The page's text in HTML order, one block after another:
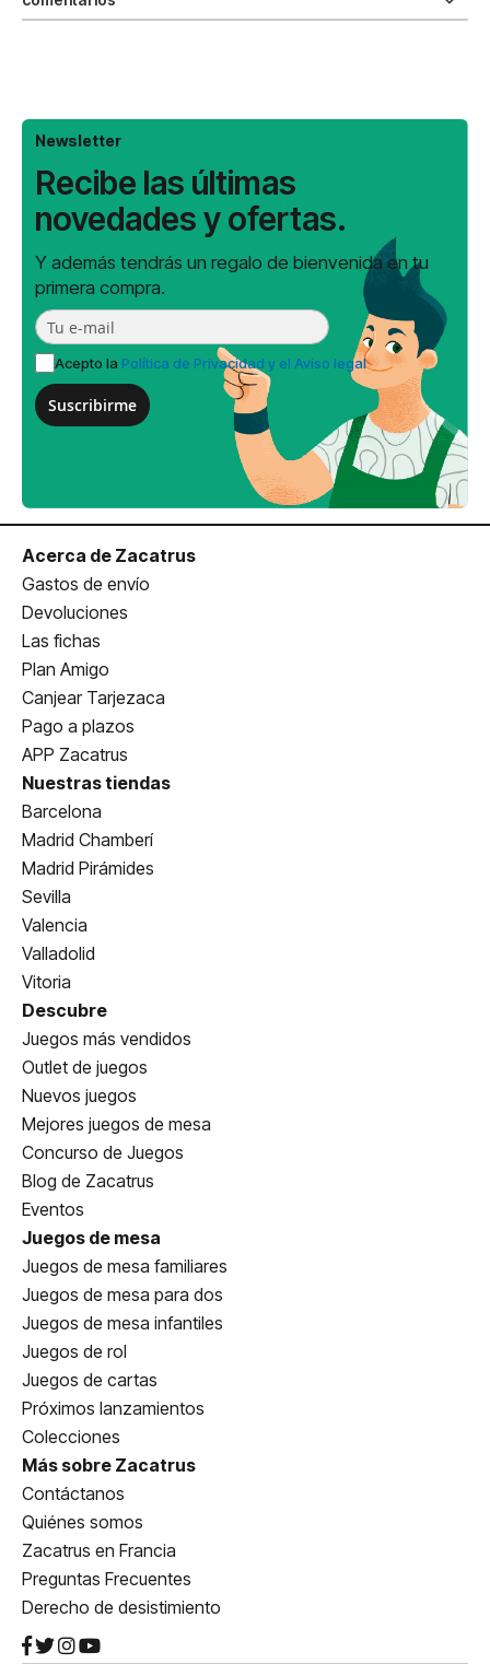
Newsletter
Recibe las últimas
novedades y ofertas.
Y además tendrás un regalo de bienvenida en tu
primera compra.
Acepto la Política de Privacidad y el Aviso legal
Suscribirme
Acerca de Zacatrus
Gastos de envío
Devoluciones
Las fichas
Plan Amigo
Canjear Tarjezaca
Pago a plazos
APP Zacatrus
Nuestras tiendas
Barcelona
Madrid Chamberí
Madrid Pirámides
Sevilla
Valencia
Valladolid
Vitoria
Descubre
Juegos más vendidos
Outlet de juegos
Nuevos juegos
Mejores juegos de mesa
Concurso de Juegos
Blog de Zacatrus
Eventos
Juegos de mesa
Juegos de mesa familiares
Juegos de mesa para dos
Juegos de mesa infantiles
Juegos de rol
Juegos de cartas
Próximos lanzamientos
Colecciones
Más sobre Zacatrus
Contáctanos
Quiénes somos
Zacatrus en Francia
Preguntas Frecuentes
Derecho de desistimiento